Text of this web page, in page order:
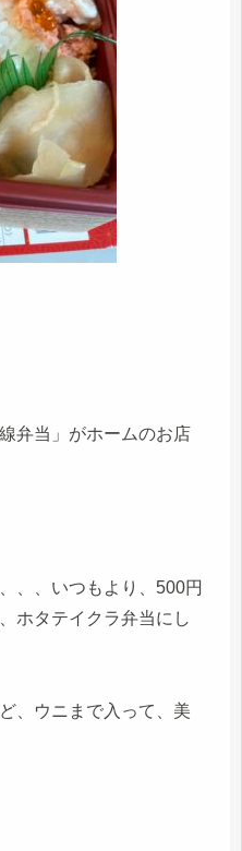
弁当」がホームのお店
、、いつもより、500円
ホタテイクラ弁当にし
、ウニまで入って、美